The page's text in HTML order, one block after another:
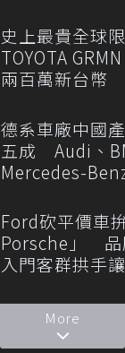
史上最貴全球
TOYOTA
兩百萬新台幣
德系車廠中國
五成 Audi、
Mercedes-
Ford砍平價車
Porsche」 品
入門客群拱手
More